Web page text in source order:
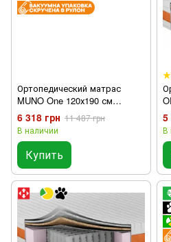
Ортопедический матрас
MUNO One 120х190 см
двухсторонний
6 318 грн 11 487 грн
В наличии
Купить
5
В